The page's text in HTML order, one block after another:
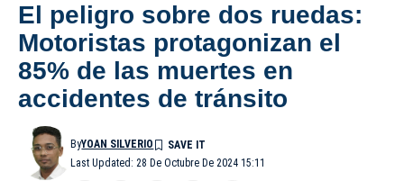
El peligro sobre dos ruedas:
Motoristas protagonizan el
85% de las muertes en
accidentes de tránsito
Last Updated: 28 De Octubre De 2024 15:11
ByYOAN SILVERIO